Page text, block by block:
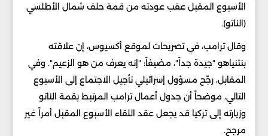
الأسبوع المقبل عقب عودته من قمة حلف شمال الأطلسي
(الناتو).
وقال ترامب، في تصريحات لموقع أكسيوس، إن علاقته
بنتنياهو "جيدة جداً"، مضيفاً: "إنه يعرف من هو الزعيم". وفي
المقابل، رجّح مسؤول إسرائيلي تأجيل الاجتماع إلى الأسبوع
التالي، موضحاً أن جدول أعمال ترامب المرتبط بقمة الناتو
وزيارته إلى تركيا قد يجعل عقد اللقاء الأسبوع المقبل أمراً غير
مرجح.